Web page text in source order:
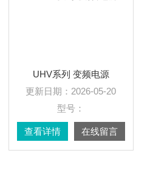
UHV系列 变频电源
更新日期： 2026-05-20
型号：
查看详情 在线留言